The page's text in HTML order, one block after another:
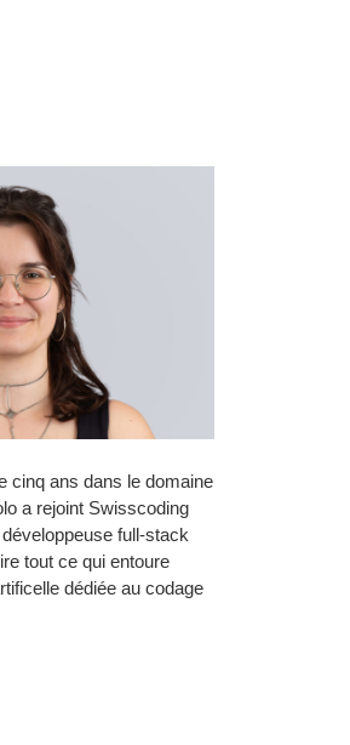
cinq ans dans le domaine
a rejoint Swisscoding
full-stack
tout ce qui entoure
dédiée au codage